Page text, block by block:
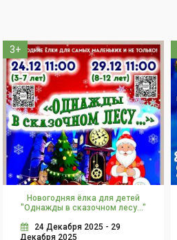
3+
Новогодняя ёлка для детей
"Однажды в сказочном лесу..."
24 Декабря 2025 - 29
Декабря 2025